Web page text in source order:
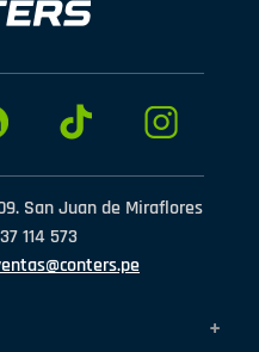
San Juan de Miraflores
114 573
+